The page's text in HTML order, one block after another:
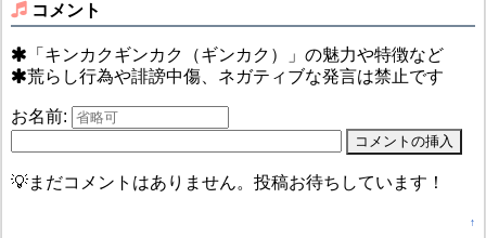
コメント
「キンカクギンカク（ギンカク）」の魅力や特徴など
荒らし行為や誹謗中傷、ネガティブな発言は禁止です
お名前:
💡まだコメントはありません。投稿お待ちしています！
↑